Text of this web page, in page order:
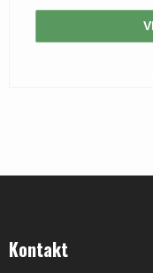
Kontakt